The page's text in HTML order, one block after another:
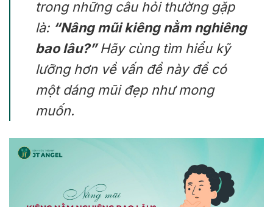
trong những câu hỏi thường gặp
là: “Nâng mũi kiêng nằm nghiêng
bao lâu?”Hãy cùng tìm hiểu kỹ
lưỡng hơn về vấn đề này để có
một dáng mũi đẹp như mong
muốn.